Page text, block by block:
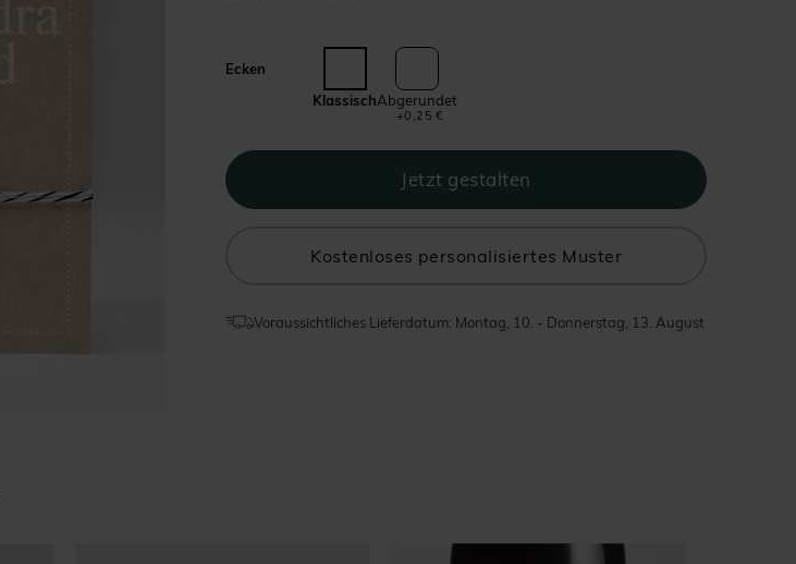
Ecken
KlassischAbgerundet
+0,25 €
Kostenloses personalisiertes Muster
Voraussichtliches Lieferdatum: Montag, 10. - Donnerstag, 13. August